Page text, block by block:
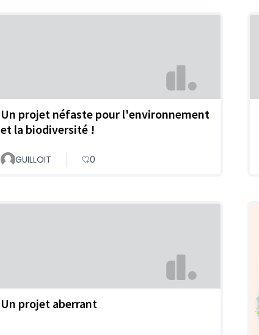
Un projet néfaste pour l'environnement
et la biodiversité !
GUILLOIT 0
Un projet aberrant